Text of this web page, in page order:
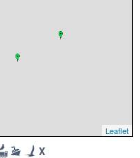
Leaflet
X